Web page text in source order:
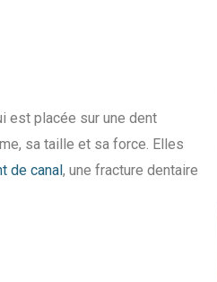
est placée sur une dent
sa taille et sa force. Elles
de canal, une fracture dentaire